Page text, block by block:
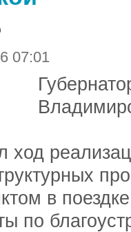
07:01
ход
поездке
по